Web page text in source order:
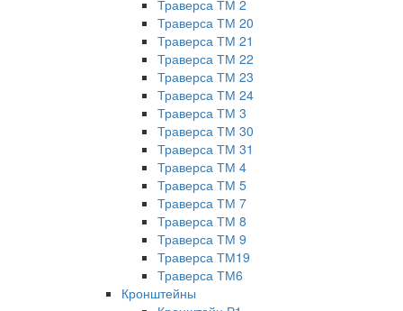
Траверса ТМ 2
Траверса ТМ 20
Траверса ТМ 21
Траверса ТМ 22
Траверса ТМ 23
Траверса ТМ 24
Траверса ТМ 3
Траверса ТМ 30
Траверса ТМ 31
Траверса ТМ 4
Траверса ТМ 5
Траверса ТМ 7
Траверса ТМ 8
Траверса ТМ 9
Траверса ТМ19
Траверса ТМ6
Кронштейны